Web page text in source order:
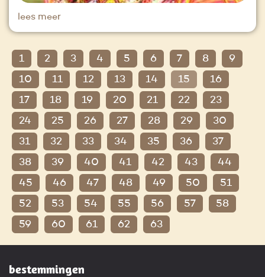
lees meer
1 2 3 4 5 6 7 8
9
10
11 12 13 14 15
16
17
18 19 20 21 22
23
24
25 26 27 28 29
30
31
32 33 34 35 36
37
38
39 40 41 42 43
44
45
46 47 48 49 50
51
52
53 54 55 56 57
58
59
60 61 62 63
bestemmingen